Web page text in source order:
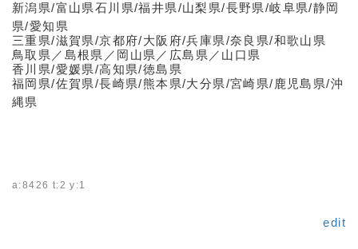
新潟県/富山県石川県/福井県/山梨県/長野県/岐阜県/静岡
県/愛知県
三重県/滋賀県/京都府/大阪府/兵庫県/奈良県/和歌山県
鳥取県／島根県／岡山県／広島県／山口県
香川県/愛媛県/高知県/徳島県
福岡県/佐賀県/長崎県/熊本県/大分県/宮崎県/鹿児島県/沖
縄県
a:8426 t:2 y:1
edit